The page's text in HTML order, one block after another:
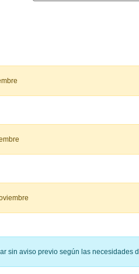
sin aviso previo según las necesidades